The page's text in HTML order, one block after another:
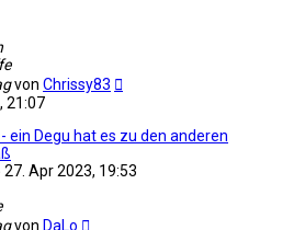
von Chrissy83
21:07
ein Degu hat es zu den anderen
27. Apr 2023, 19:53
von DaLo